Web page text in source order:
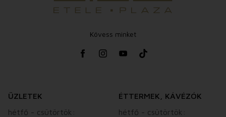
Kövess minket
ÜZLETEK
hétfő - csütörtök:
ÉTTERMEK, KÁVÉZÓK
hétfő - csütörtök: